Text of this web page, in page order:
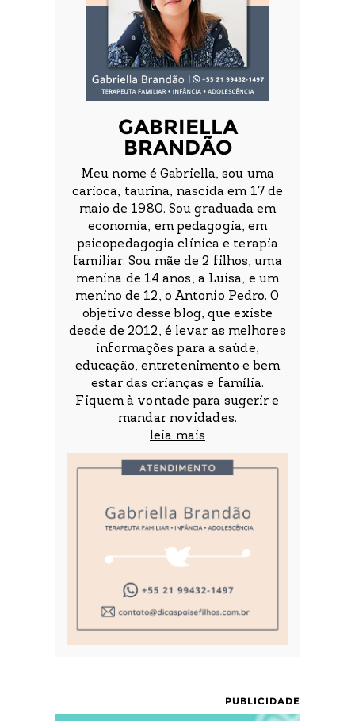
GABRIELLA
BRANDÃO
Meu nome é Gabriella, sou uma
carioca, taurina, nascida em 17 de
maio de 1980. Sou graduada em
economia, em pedagogia, em
psicopedagogia clínica e terapia
familiar. Sou mãe de 2 filhos, uma
menina de 14 anos, a Luisa, e um
menino de 12, o Antonio Pedro. O
objetivo desse blog, que existe
desde de 2012, é levar as melhores
informações para a saúde,
educação, entretenimento e bem
estar das crianças e família.
Fiquem à vontade para sugerir e
mandar novidades.
leia mais
PUBLICIDADE